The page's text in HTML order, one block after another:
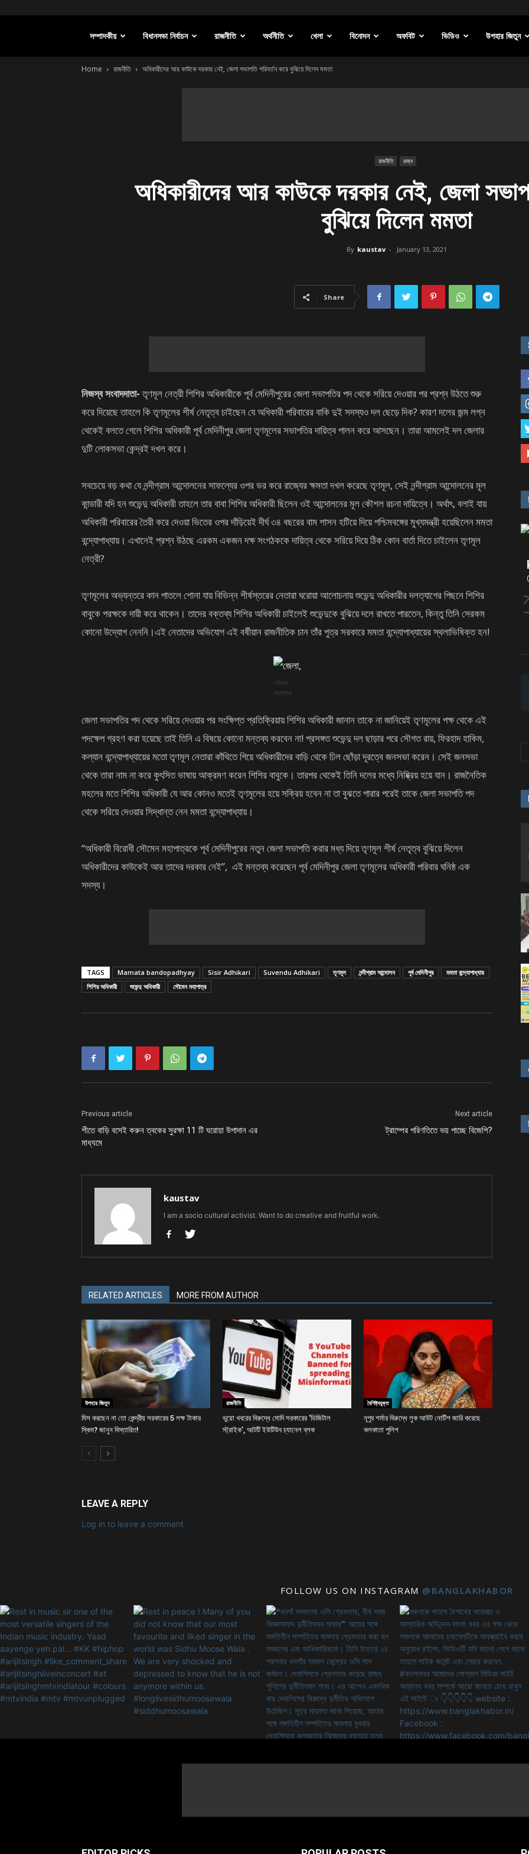
সম্পাদকীয় বিধানসভা নির্বাচন রাজনীতি অর্থনীতি খেলা বিনোদন অফবিট ভিডিও উপহার জিতুন
Home রাজনীতি অধিকারীদের আর কাউকে দরকার নেই, জেলা সভাপতি পরিবর্তন করে বুঝিয়ে দিলেন মমতা
রাজনীতি রাজ্য
অধিকারীদের আর কাউকে দরকার নেই, জেলা
বুঝিয়ে দিলেন মমতা
By kaustav - January 13, 2021
Share
নিজস্ব সংবাদদাতা-তৃণমূল নেত্রী শিশির অধিকারীকে পূর্ব মেদিনীপুরের জেলা সভাপতির পদ থেকে সরিয়ে দেওয়ার পর প্রশ্ন উঠতে শুরু
করে দিয়েছে তাহলে কি তৃণমূলের শীর্ষ নেতৃত্ব চাইছেন যে অধিকারী পরিবারের বাকি দুই সদস্য‌ও দল ছেড়ে দিক? কারণ দলের জন্ম লগ্ন
থেকেই বলতে গেলে শিশির অধিকারী পূর্ব মেদিনীপুর জেলা তৃণমূলের সভাপতির দায়িত্ব পালন করে আসছেন। তারা আমলেই দল জেলার
দুটি লোকসভা কেন্দ্র‌ই দখল করে।
সবচেয়ে বড় কথা যে নন্দীগ্রাম আন্দোলনের সাফল্যের ওপর ভর করে রাজ্যের ক্ষমতা দখল করেছে তৃণমূল, সেই নন্দীগ্রাম আন্দোলনের মূল
কান্ডারী যদি হন শুভেন্দু অধিকারী তাহলে তার বাবা শিশির অধিকারী ছিলেন ওই আন্দোলনের মূল কৌশল রচনা দায়িত্বে। অর্থাৎ, বলাই যায়
অধিকারী পরিবারের তৈরী করে দেওয়া ভিতের ওপর দাঁড়িয়েই দীর্ঘ ৩৪ বছরের বাম শাসন হটিয়ে দিয়ে পশ্চিমবঙ্গের মুখ্যমন্ত্রী হয়েছিলেন মমতা
বন্দ্যোপাধ্যায়। এখানেই প্রশ্ন উঠছে এরকম একজন দক্ষ সংগঠককে দায়িত্ব থেকে সরিয়ে দিয়ে ঠিক কোন বার্তা দিতে চাইলেন তৃণমূল
নেত্রী?
তৃণমূলের অভ্যন্তরে কান পাতলে শোনা যায় বিভিন্ন শীর্ষস্তরের নেতারা ঘরোয়া আলোচনায় শুভেন্দু অধিকারীর দলত্যাগের পিছনে শিশির
বাবুকে পরক্ষকে দায়ী করে থাকেন। তাদের বক্তব্য শিশির অধিকারী চাইলেই শুভেন্দুকে বুঝিয়ে দলে রাখতে পারতেন, কিন্তু তিনি সেরকম
কোনো উদ্যোগ নেননি।এই নেতাদের অভিযোগ এই বর্ষীয়ান রাজনীতিক চান তাঁর পুত্র সরকারে মমতা বন্দ্যোপাধ্যায়ের স্থলাভিষিক্ত হন!
সৌমেন
মহাপাত্র
জেলা সভাপতির পদ থেকে সরিয়ে দেওয়ার পর সংক্ষিপ্ত প্রতিক্রিয়ায় শিশির অধিকারী জানান তাকে না জানিয়েই তৃণমূলের পক্ষ থেকে এই
পদক্ষেপ গ্রহণ করা হয়েছে তাই তিনি এ বিষয়ে কোনো মন্তব্য করবেন না! প্রসঙ্গত শুভেন্দু দল ছাড়ার পরে সৌগত রায়, ফিরহাদ হাকিম,
কল্যান বন্দ্যোপাধ্যায়ের মতো তৃণমূল নেতারা কাঁথিতে গিয়ে অধিকারীদের বাড়ি থেকে ঢিল ছোঁড়া দূরত্বে জনসভা করেন। সেই জনসভা
থেকে তারা নাম না করে কুৎসিত ভাষায় আক্রমণ করেন শিশির বাবুকে। তারপর থেকেই তিনি দলের মধ্যে নিষ্ক্রিয় হয়ে যান। রাজনৈতিক
মহলের মতে শিশির অধিকারী যে আর কোনও মতেই তৃণমূলের হয়ে সক্রিয় হবেন না তা বুঝতে পারার পরেই তাকে জেলা সভাপতি পদ
থেকে সরিয়ে দেওয়ার সিদ্ধান্ত নেন মমতা বন্দ্যোপাধ্যায়।
“অধিকারী বিরোধী সৌমেন মহাপাত্রকে পূর্ব মেদিনীপুরের নতুন জেলা সভাপতি করার মধ্য দিয়ে তৃণমূল শীর্ষ নেতৃত্ব বুঝিয়ে দিলেন
অধিকারীদের কাউকেই আর তাদের দরকার নেই”, এই মন্তব্য করেছেন পূর্ব মেদিনীপুর জেলা তৃণমূলের অধিকারী পরিবার ঘনিষ্ঠ এক
সদস্য।
TAGS Mamata bandopadhyay Sisir Adhikari Suvendu Adhikari তৃণমূল নন্দীগ্রাম আন্দোলন পূর্ব মেদিনীপুর
মমতা বন্দ্যোপাধ্যায়
শিশির অধিকারী
শুভেন্দু অধিকারী সৌমেন মহাপাত্র
Previous article
শীতে বাড়ি বসেই করুন ত্বকের সুরক্ষা 11 টি ঘরোয়া উপাদান এর
মাধ্যমে
Next article
ট্রাম্পের পরিণতিতে ভয় পাচ্ছে বিজেপি?
kaustav
I am a socio cultural activist. Want to do creative and fruitful work.
RELATED ARTICLES MORE FROM AUTHOR
উপহার জিতুন
মিস করছেন না তো কেন্দ্রীয় সরকারের 5 লক্ষ টাকার
স্কিম? জানুন বিস্তারিত!
রাজনীতি
ভুয়ো খবরের বিরুদ্ধে মোদি সরকারের ‘ডিজিটাল
স্ট্রাইক’, আটটি ইউটিউব চ্যানেল ব্লক
বৈশিষ্ট্যযুক্ত
নূপুর শর্মার বিরুদ্ধে লুক আউট নোটিশ জারি করেছে
কলকাতা পুলিশ
LEAVE A REPLY
Log in to leave a comment
FOLLOW US ON INSTAGRAM @BANGLAKHABOR